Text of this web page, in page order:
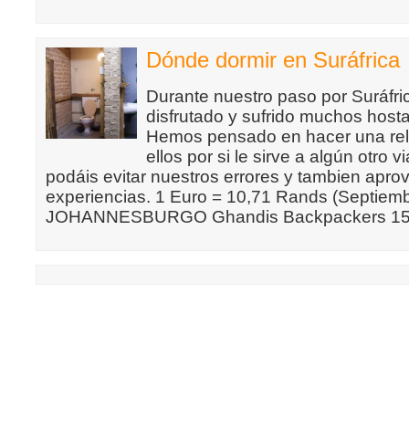
Dónde dormir en Suráfrica
Durante nuestro paso por
disfrutado y sufrido muchos
Hemos pensado en hacer una
ellos por si le sirve a algún otro
podáis evitar nuestros errores y tambien
experiencias. 1 Euro = 10,71 Rands
JOHANNESBURGO Ghandis Backpackers